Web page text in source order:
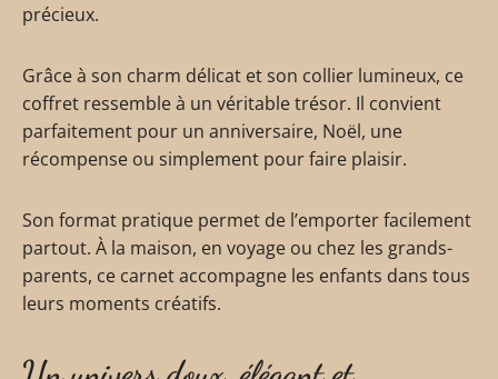
précieux.
Grâce à son charm délicat et son collier lumineux, ce
coffret ressemble à un véritable trésor. Il convient
parfaitement pour un anniversaire, Noël, une
récompense ou simplement pour faire plaisir.
Son format pratique permet de l’emporter facilement
partout. À la maison, en voyage ou chez les grands-
parents, ce carnet accompagne les enfants dans tous
leurs moments créatifs.